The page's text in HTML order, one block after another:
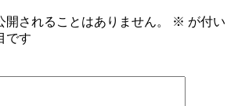
開されることはありません。 ※ が付い
です